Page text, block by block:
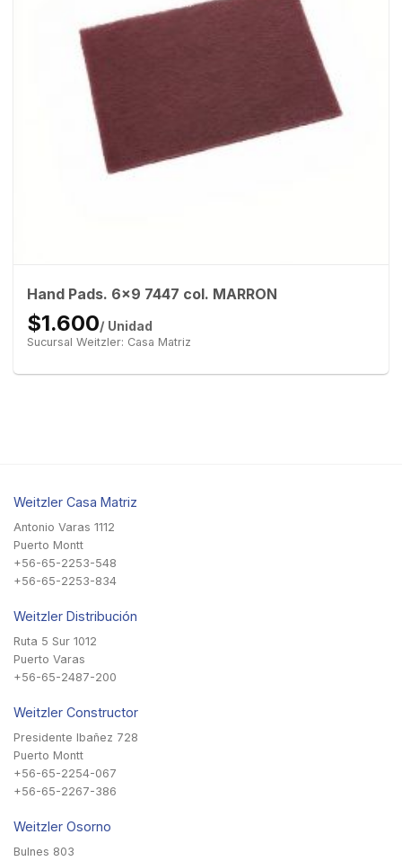
Hand Pads. 6×9 7447 col. MARRON
$1.600/ Unidad
Sucursal Weitzler: Casa Matriz
Weitzler Casa Matriz
Antonio Varas 1112
Puerto Montt
+56-65-2253-548
+56-65-2253-834
Weitzler Distribución
Ruta 5 Sur 1012
Puerto Varas
+56-65-2487-200
Weitzler Constructor
Presidente Ibañez 728
Puerto Montt
+56-65-2254-067
+56-65-2267-386
Weitzler Osorno
Bulnes 803